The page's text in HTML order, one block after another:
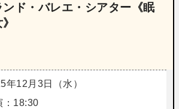
ド・バレエ・シアター《眠
年12月3日（水）
：18:30